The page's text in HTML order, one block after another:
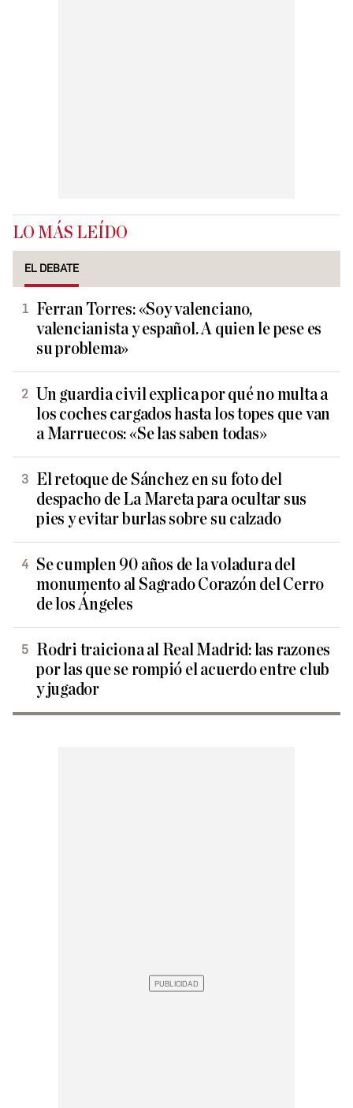
LO MÁS LEÍDO
EL DEBATE
Ferran Torres: «Soy valenciano,
valencianista y español. A quien le pese es
su problema»
Un guardia civil explica por qué no multa a
los coches cargados hasta los topes que van
a Marruecos: «Se las saben todas»
El retoque de Sánchez en su foto del
despacho de La Mareta para ocultar sus
pies y evitar burlas sobre su calzado
Se cumplen 90 años de la voladura del
monumento al Sagrado Corazón del Cerro
de los Ángeles
Rodri traiciona al Real Madrid: las razones
por las que se rompió el acuerdo entre club
y jugador